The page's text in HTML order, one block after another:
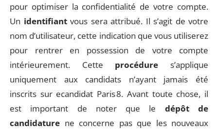
pour optimiser la confidentialité de votre compte.
Un identifiant vous sera attribué. Il s’agit de votre
nom d’utilisateur, cette indication que vous utiliserez
pour rentrer en possession de votre compte
intérieurement. Cette procédure s’applique
uniquement aux candidats n’ayant jamais été
inscrits sur ecandidat Paris 8. Avant toute chose, il
est important de noter que le dépôt de
candidature ne concerne pas que les nouveaux